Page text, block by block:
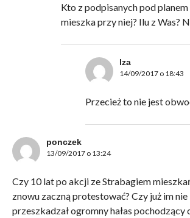
Kto z podpisanych pod
mieszka przy niej? Ilu z Was?
lza
14/09/2017 o 18:43
Przecież to nie jest
ponczek
13/09/2017 o 13:24
Czy 10 lat po akcji ze Strabagiem
znowu zaczną protestować? Czy już im
przeszkadzał ogromny hałas pochodzący